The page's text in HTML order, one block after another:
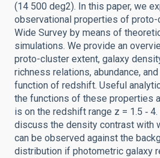
(14 500 deg2). In this paper, we
observational properties of
Wide Survey by means of
simulations. We provide an
proto-cluster extent, galaxy
richness relations, abundance,
function of redshift. Useful
the functions of these properties
is on the redshift range z = 1.5 ‑
discuss the density contrast with
can be observed against the
distribution if photometric galaxy